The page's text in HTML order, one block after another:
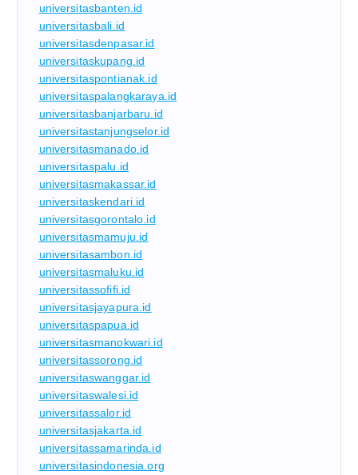
universitasbanten.id
universitasbali.id
universitasdenpasar.id
universitaskupang.id
universitaspontianak.id
universitaspalangkaraya.id
universitasbanjarbaru.id
universitastanjungselor.id
universitasmanado.id
universitaspalu.id
universitasmakassar.id
universitaskendari.id
universitasgorontalo.id
universitasmamuju.id
universitasambon.id
universitasmaluku.id
universitassofifi.id
universitasjayapura.id
universitaspapua.id
universitasmanokwari.id
universitassorong.id
universitaswanggar.id
universitaswalesi.id
universitassalor.id
universitasjakarta.id
universitassamarinda.id
universitasindonesia.org